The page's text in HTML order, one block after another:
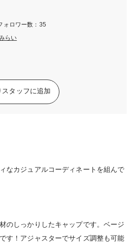
ロワー数：35
らい
スタッフに追加
なカジュアルコーディネートを組んで
のしっかりしたキャップです。ベージ
す！アジャスターでサイズ調整も可能